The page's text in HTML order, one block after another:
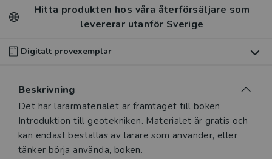
Hitta produkten hos våra återförsäljare som
levererar utanför Sverige
Digitalt provexemplar
digitalt provexemplar av den här produkten.
Ett digitalt provexemplar ger dig tillgång till det digitala
läromedlet där den digitala boken ingår under tre
månader. Observera att erbjudandet endast gäller
Beskrivning
Det här lärarmaterialet är framtaget till boken
Introduktion till geotekniken. Materialet är gratis och
kan endast beställas av lärare som använder, eller
tänker börja använda, boken.